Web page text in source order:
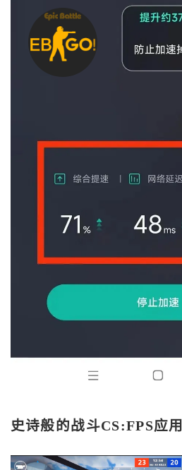
史诗般的战斗CS:FPS应